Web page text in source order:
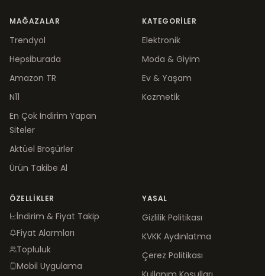
MAĞAZALAR
Trendyol
Hepsiburada
Amazon TR
N11
En Çok İndirim Yapan
Siteler
Aktüel Broşürler
Ürün Takibe Al
KATEGORILER
Elektronik
Moda & Giyim
Ev & Yaşam
Kozmetik
ÖZELLIKLER
İndirim & Fiyat Takip
Fiyat Alarmları
Topluluk
Mobil Uygulama
YASAL
Gizlilik Politikası
KVKK Aydınlatma
Çerez Politikası